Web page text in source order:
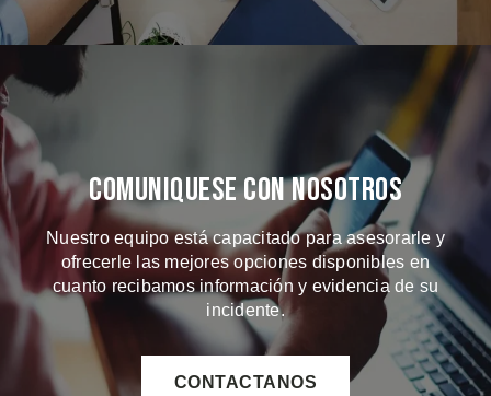
Comuniquese Con Nosotros
Nuestro equipo está capacitado para asesorarle y
ofrecerle las mejores opciones disponibles en
cuanto recibamos información y evidencia de su
incidente.
CONTACTANOS